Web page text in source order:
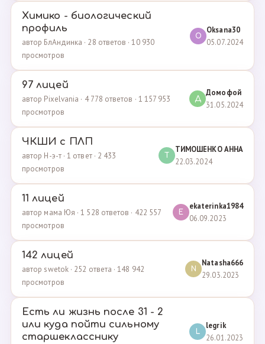
Химико - биологический
профиль
автор БлАндинка · 28 ответов · 10 930
просмотров
O
Oksana30
05.07.2024
97 лицей
автор Pixelvania · 4 778 ответов · 1 157 953
просмотров
Д
Домофой
31.05.2024
ЧКШИ с ПЛП
автор Н-э-т · 1 ответ · 2 433
просмотров
Т
ТИМОШЕНКО АННА
22.03.2024
11 лицей
автор мама Юя · 1 528 ответов · 422 557
просмотров
E
ekaterinka1984
06.09.2023
142 лицей
автор swetok · 252 ответа · 148 942
просмотров
N
Natasha666
29.03.2023
Есть ли жизнь после 31 - 2
или куда пойти сильному
старшекласснику
L
legrik
26.01.2023